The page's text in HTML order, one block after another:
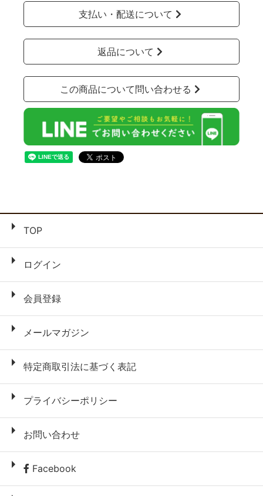
支払い・配送について
返品について
この商品について問い合わせる
TOP
ログイン
会員登録
メールマガジン
特定商取引法に基づく表記
プライバシーポリシー
お問い合わせ
Facebook